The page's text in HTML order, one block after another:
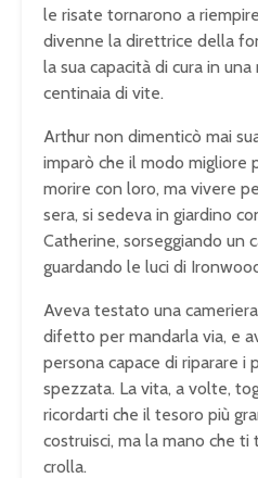
le risate tornarono a
divenne la direttrice della
la sua capacità di cura in
centinaia di vite.
Arthur non dimenticò mai
imparò che il modo migliore
morire con loro, ma vivere
sera, si sedeva in giardino
Catherine, sorseggiando un
guardando le luci di
Aveva testato una
difetto per mandarla via, e
persona capace di riparare i
spezzata. La vita, a volte,
ricordarti che il tesoro più
costruisci, ma la mano che
crolla.